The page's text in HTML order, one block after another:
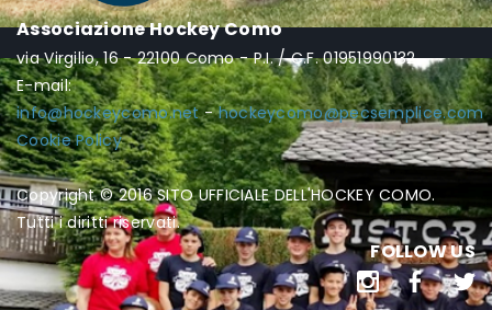
Associazione Hockey Como
via Virgilio, 16 - 22100 Como - P.I. / C.F. 01951990132
E-mail:
info@hockeycomo.net-hockeycomo@pecsemplice.com
Cookie Policy
Copyright © 2016 SITO UFFICIALE DELL'HOCKEY COMO.
Tutti i diritti riservati.
FOLLOW US